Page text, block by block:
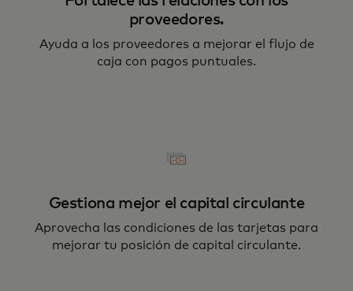
proveedores.
Ayuda a los proveedores a mejorar el flujo de
caja con pagos puntuales.
Gestiona mejor el capital circulante
Aprovecha las condiciones de las tarjetas para
mejorar tu posición de capital circulante.